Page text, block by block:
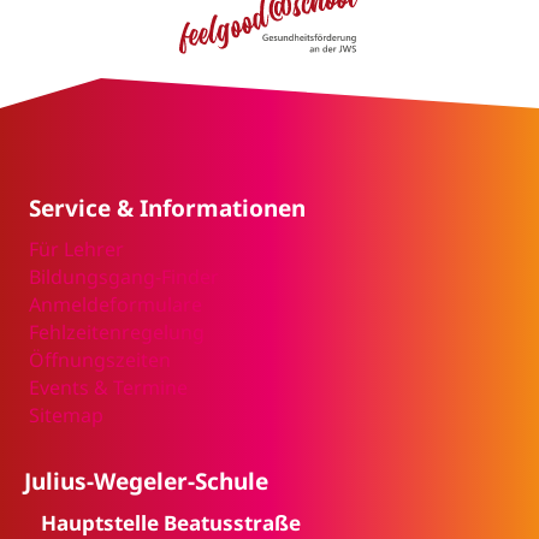
Service & Informationen
Für Lehrer
Bildungsgang-Finder
Anmeldeformulare
Fehlzeitenregelung
Öffnungszeiten
Events & Termine
Sitemap
Julius-Wegeler-Schule
Hauptstelle Beatusstraße